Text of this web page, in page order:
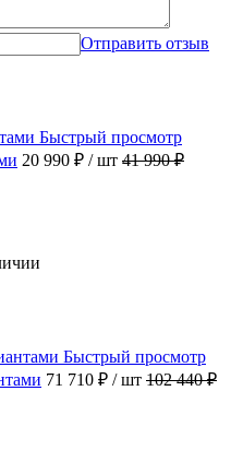
Отправить отзыв
Быстрый просмотр
20 990 ₽ / шт 41 990 ₽
Быстрый просмотр
71 710 ₽ / шт 102 440 ₽